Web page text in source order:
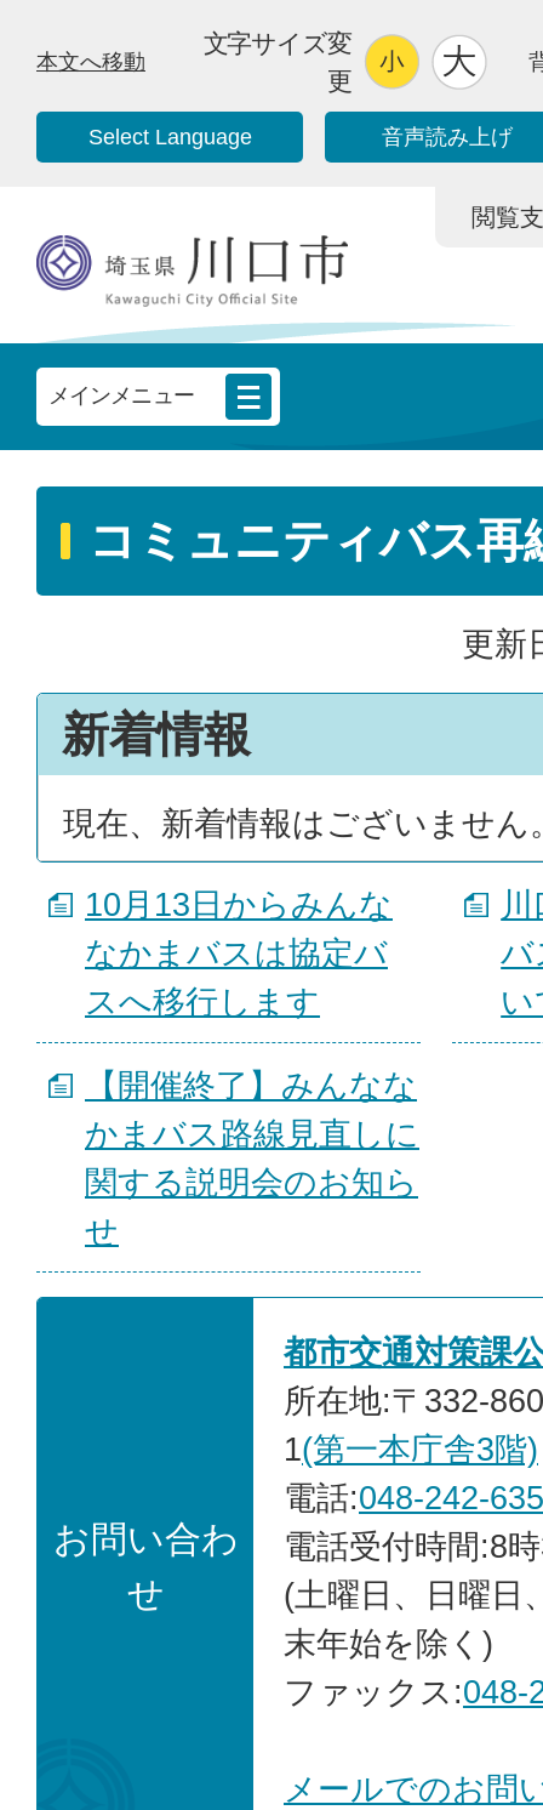
本文へ移動
文字サイズ変
更
Select Language 音声読み上げ
閲覧
メインメニュー
コミュニティバス再
更新
新着情報
現在、新着情報はございません
10月13日からみんな
なかまバスは協定バ
スへ移行します
バ
い
【開催終了】みんなな
かまバス路線見直しに
関する説明会のお知ら
せ
お問い合わ
せ
都市交通対策課
所在地:〒332-
1(第一本庁舎3階)
電話:048-242-
電話受付時間:8
(土曜日、日曜日
末年始を除く)
ファックス:048-
メールでのお問